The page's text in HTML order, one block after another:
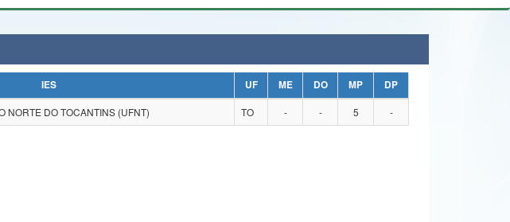
Central do Brasil Planalto
IES UF ME DO MP
DP
NORTE DO TOCANTINS (UFNT) TO - - 5 -